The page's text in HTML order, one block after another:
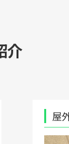
介
排水枡改修工事